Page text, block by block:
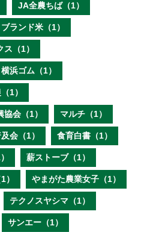
JA全農ちば（1）
ブランド米（1）
（1）
横浜ゴム（1）
1）
会（1） マルチ（1）
会（1） 食育白書（1）
薪ストーブ（1）
） やまがた農業女子（1）
テクノスヤシマ（1）
サンエー（1）